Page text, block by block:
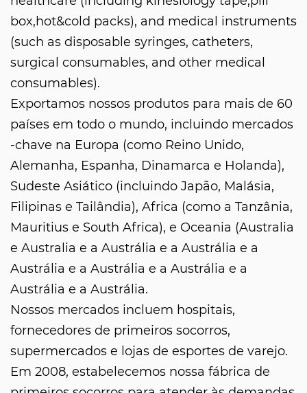
box,hot&cold packs), and medical instruments
(such as disposable syringes, catheters,
surgical consumables, and other medical
consumables).
Exportamos nossos produtos para mais de 60
países em todo o mundo, incluindo mercados
-chave na Europa (como Reino Unido,
Alemanha, Espanha, Dinamarca e Holanda),
Sudeste Asiático (incluindo Japão, Malásia,
Filipinas e Tailândia), Africa (como a Tanzânia,
Mauritius e South Africa), e Oceania (Australia
e Australia e a Austrália e a Austrália e a
Austrália e a Austrália e a Austrália e a
Austrália e a Austrália.
Nossos mercados incluem hospitais,
fornecedores de primeiros socorros,
supermercados e lojas de esportes de varejo.
Em 2008, estabelecemos nossa fábrica de